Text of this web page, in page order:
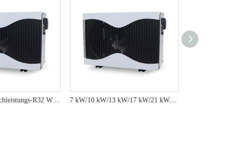
7 kW-30 kW Hochleistungs-R32 Wechselrichterpool-Wärmepumpe Warmwasserbereiter für kostengünstige Erwärmung 7 kW/10 kW/13 kW/17 kW/21 kW/30 kW fortschrittlicher R32 Wechselrichterpool -Wärmepumpenwarmwasserbereiter für überlegene Energieeffizienz